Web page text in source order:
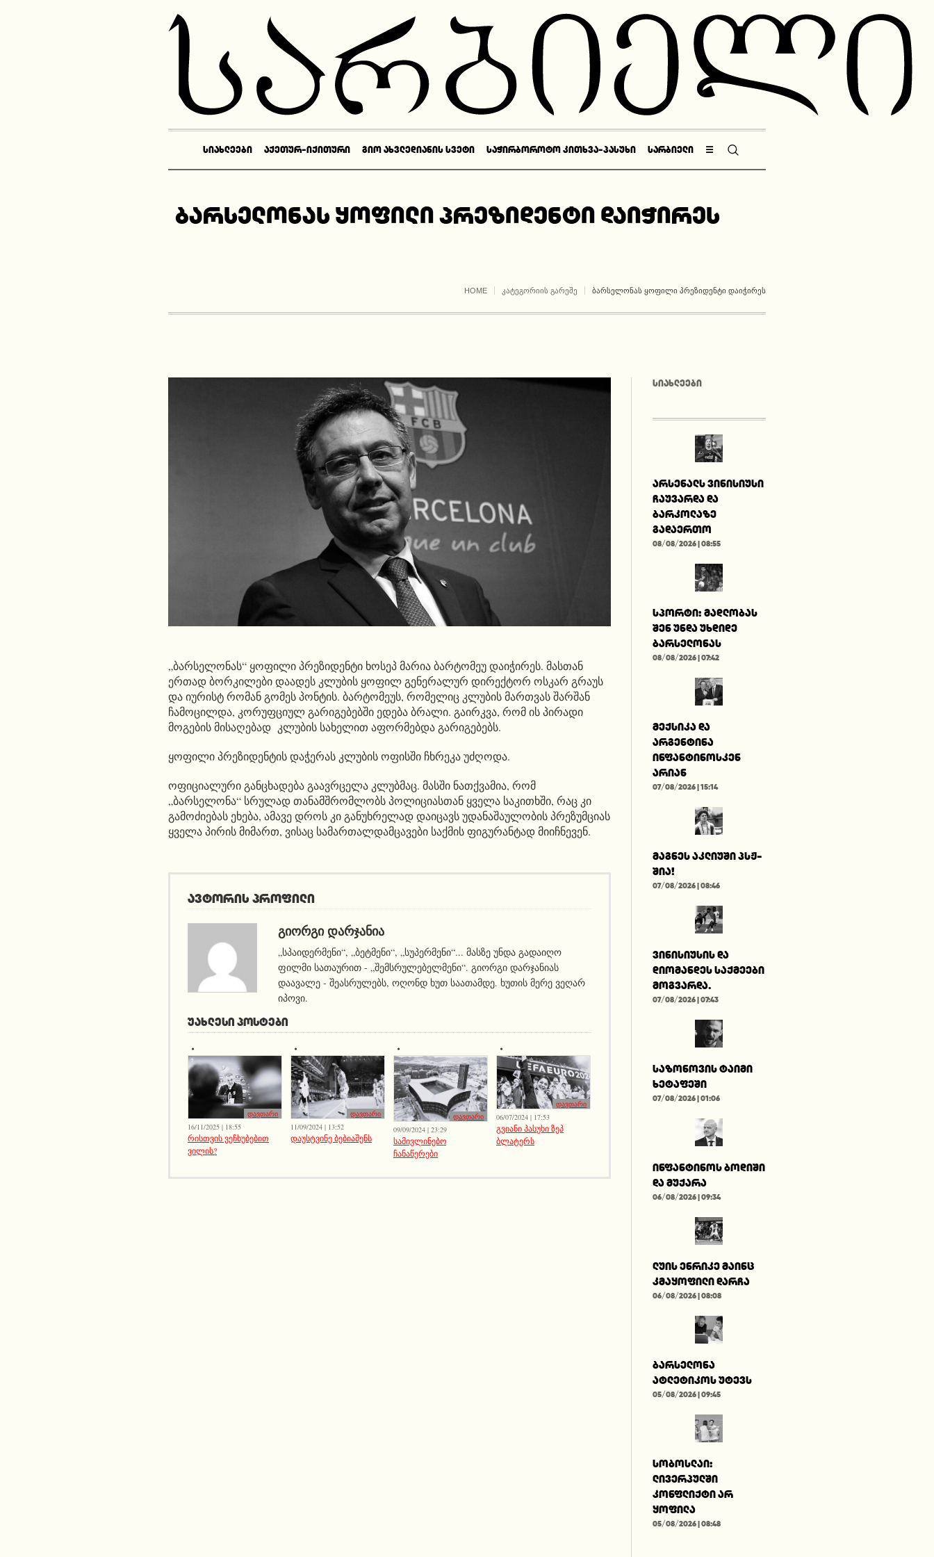
ᲡᲘᲐᲮᲚᲔᲔᲑᲘ ᲐᲥᲔᲗᲣᲠ-ᲘᲥᲘᲗᲣᲠᲘ ᲒᲘᲝ ᲐᲮᲕᲚᲔᲓᲘᲐᲜᲘᲡ ᲡᲕᲔᲢᲘ ᲡᲐᲭᲘᲠᲑᲝᲠᲝᲢᲝ ᲙᲘᲗᲮᲕᲐ-ᲞᲐᲡᲣᲮᲘ ᲡᲐᲠᲑᲘᲔᲚᲘ ☰
ბარსელონას ყოფილი პრეზიდენტი დაიჭირეს
HOME ᲙᲐᲢᲔᲒᲝᲠᲘᲘᲡ ᲒᲐᲠᲔᲨᲔ ᲑᲐᲠᲡᲔᲚᲝᲜᲐᲡ ᲧᲝᲤᲘᲚᲘ ᲞᲠᲔᲖᲘᲓᲔᲜᲢᲘ ᲓᲐᲘᲭᲘᲠᲔᲡ
„ბარსელონას“ ყოფილი პრეზიდენტი ხოსეპ მარია ბარტომეუ დაიჭირეს. მასთან
ერთად ბორკილები დაადეს კლუბის ყოფილ გენერალურ დირექტორ ოსკარ გრაუს
და იურისტ რომან გომეს პონტის. ბარტომეუს, რომელიც კლუბის მართვას შარშან
ჩამოცილდა, კორუფციულ გარიგებებში ედება ბრალი. გაირკვა, რომ ის პირადი
მოგების მისაღებად კლუბის სახელით აფორმებდა გარიგებებს.
ყოფილი პრეზიდენტის დაჭერას კლუბის ოფისში ჩხრეკა უძღოდა.
ოფიციალური განცხადება გაავრცელა კლუბმაც. მასში ნათქვამია, რომ
„ბარსელონა“ სრულად თანამშრომლობს პოლიციასთან ყველა საკითხში, რაც კი
გამოძიებას ეხება, ამავე დროს კი განუხრელად დაიცავს უდანაშაულობის პრეზუმციას
ყველა პირის მიმართ, ვისაც სამართალდამცავები საქმის ფიგურანტად მიიჩნევენ.
ავტორის პროფილი
ᲒᲘᲝᲠᲒᲘ ᲓᲐᲠᲯᲐᲜᲘᲐ
„სპაიდერმენი“, „ბეტმენი“, „სუპერმენი“... მასზე უნდა გადაიღო
ფილმი სათაურით - „შემსრულებელმენი“. გიორგი დარჯანიას
დაავალე - შეასრულებს, ოღონდ ხუთ საათამდე. ხუთის მერე ვეღარ
იპოვი.
ᲣᲐᲮᲚᲔᲡᲘ ᲞᲝᲡᲢᲔᲑᲘ
დავთარი
16/11/2025 | 18:55
რისთვის ვეჩხუბებით
ვილის?
დავთარი
11/09/2024 | 13:52
დაუსტვინე ბებიაშენს
დავთარი
09/09/2024 | 23:29
სამივლინებო
ჩანაწერები
დავთარი
06/07/2024 | 17:53
გვიანი პასუხი ზეპ
ბლატერს
ᲡᲘᲐᲮᲚᲔᲔᲑᲘ
არსენალს ვინისიუსი
ჩაუვარდა და
ბარკოლაზე
გადაერთო
08/08/2026 | 08:55
სპორტი: მადლობას
შენ უნდა უხდიდე
ბარსელონას
08/08/2026 | 07:42
მექსიკა და
არგენტინა
ინფანტინოსკენ
არიან
07/08/2026 | 15:14
მაგნეს აკლიუში პსჟ-
შია!
07/08/2026 | 08:46
ვინისიუსის და
დიომანდეს საქმეები
მოგვარდა.
07/08/2026 | 07:43
საზონოვის ტაიმი
ხეტაფეში
07/08/2026 | 01:06
ინფანტინოს ბოდიში
და მუქარა
06/08/2026 | 09:34
ლუის ენრიკე მაინც
კმაყოფილი დარჩა
06/08/2026 | 08:08
ბარსელონა
ატლეტიკოს უტევს
05/08/2026 | 09:45
სობოსლაი:
ლივერპულში
კონფლიქტი არ
ყოფილა
05/08/2026 | 08:48